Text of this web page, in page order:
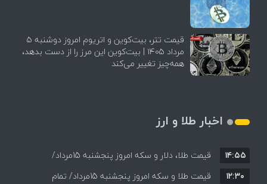
قیمت تتر، بیت‌کوین و اتریوم امروز دوشنبه ۵
مرداد ۱۴۰۵ | بیت‌کوین این مرز را از دست بدهد،
همه‌چیز تغییر می‌کند
اخبار طلا و ارز
قیمت طلا، دلار و سکه امروز پنجشنبه 15مرداد/
افزایش قیمت ها + جدول
۱۴:۵۵
قیمت طلا و سکه امروز پنجشنبه 15مرداد/ تمام
۱۲:۳۰